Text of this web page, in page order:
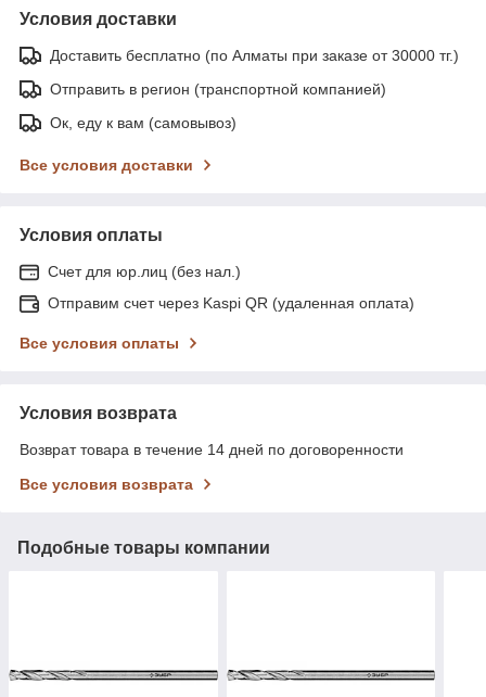
Условия доставки
Доставить бесплатно (по Алматы при заказе от 30000 тг.)
Отправить в регион (транспортной компанией)
Ок, еду к вам (самовывоз)
Все условия доставки
Условия оплаты
Счет для юр.лиц (без нал.)
Отправим счет через Kaspi QR (удаленная оплата)
Все условия оплаты
Условия возврата
Возврат товара в течение 14 дней по договоренности
Все условия возврата
Подобные товары компании